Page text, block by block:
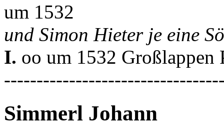
um 1532
und Simon Hieter je eine
I. oo um 1532 Großlappen
Simmerl Johann